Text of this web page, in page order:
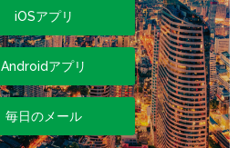
iOSアプリ
Androidアプリ
毎日のメール